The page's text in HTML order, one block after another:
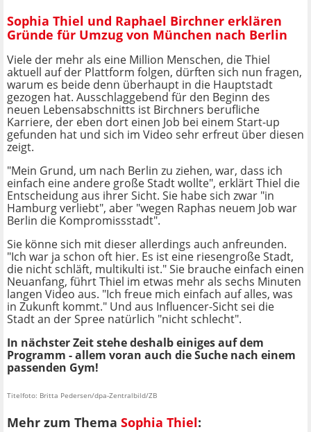
Sophia Thiel und Raphael Birchner erklären
Gründe für Umzug von München nach Berlin
Viele der mehr als eine Million Menschen, die Thiel
aktuell auf der Plattform folgen, dürften sich nun fragen,
warum es beide denn überhaupt in die Hauptstadt
gezogen hat. Ausschlaggebend für den Beginn des
neuen Lebensabschnitts ist Birchners berufliche
Karriere, der eben dort einen Job bei einem Start-up
gefunden hat und sich im Video sehr erfreut über diesen
zeigt.
"Mein Grund, um nach Berlin zu ziehen, war, dass ich
einfach eine andere große Stadt wollte", erklärt Thiel die
Entscheidung aus ihrer Sicht. Sie habe sich zwar "in
Hamburg verliebt", aber "wegen Raphas neuem Job war
Berlin die Kompromissstadt".
Sie könne sich mit dieser allerdings auch anfreunden.
"Ich war ja schon oft hier. Es ist eine riesengroße Stadt,
die nicht schläft, multikulti ist." Sie brauche einfach einen
Neuanfang, führt Thiel im etwas mehr als sechs Minuten
langen Video aus. "Ich freue mich einfach auf alles, was
in Zukunft kommt." Und aus Influencer-Sicht sei die
Stadt an der Spree natürlich "nicht schlecht".
In nächster Zeit stehe deshalb einiges auf dem
Programm - allem voran auch die Suche nach einem
passenden Gym!
Titelfoto: Britta Pedersen/dpa-Zentralbild/ZB
Mehr zum Thema Sophia Thiel: